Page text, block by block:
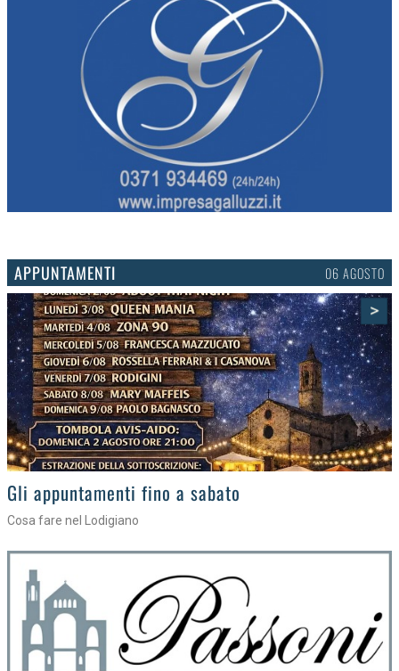
APPUNTAMENTI 03 AGOSTO
>
Gli eventi della settimana
Tra torte, cinema e musica live